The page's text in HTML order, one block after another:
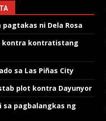
ni Dela Rosa
kontra kontratistang
sa Las Piñas City
plot kontra Dayunyor
sa pagbalangkas ng